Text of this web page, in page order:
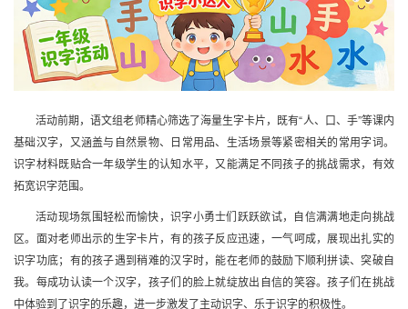
活动前期，语文组老师精心筛选了海量生字卡片，既有“人、口、手”等课内
基础汉字，又涵盖与自然景物、日常用品、生活场景等紧密相关的常用字词。
识字材料既贴合一年级学生的认知水平，又能满足不同孩子的挑战需求，有效
拓宽识字范围。
活动现场氛围轻松而愉快，识字小勇士们跃跃欲试，自信满满地走向挑战
区。面对老师出示的生字卡片，有的孩子反应迅速，一气呵成，展现出扎实的
识字功底；有的孩子遇到稍难的汉字时，能在老师的鼓励下顺利拼读、突破自
我。每成功认读一个汉字，孩子们的脸上就绽放出自信的笑容。孩子们在挑战
中体验到了识字的乐趣，进一步激发了主动识字、乐于识字的积极性。